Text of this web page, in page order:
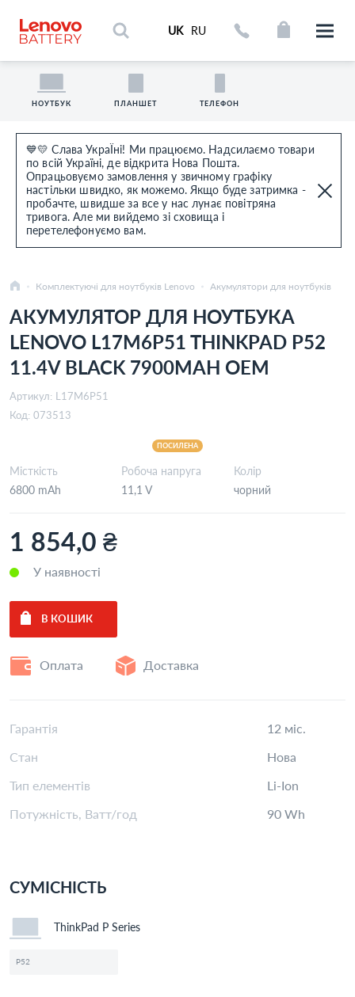
💙💛 Слава УкраЇні! Ми працюємо. Надсилаємо товари
по всій Україні, де відкрита Нова Пошта.
Опрацьовуємо замовлення у звичному графіку
настільки швидко, як можемо. Якщо буде затримка -
пробачте, швидше за все у нас лунає повітряна
тривога. Але ми вийдемо зі сховища і
перетелефонуємо вам.
UK RU
НОУТБУК ПЛАНШЕТ ТЕЛЕФОН
Комплектуючі для ноутбуків Lenovo Акумулятори для ноутбуків
АКУМУЛЯТОР ДЛЯ НОУТБУКА
LENOVO L17M6P51 THINKPAD P52
11.4V BLACK 7900MAH OEM
Артикул: L17M6P51
Код: 073513
ПОСИЛЕНА
Місткість
6800 mAh
Робоча напруга
11,1 V
Колір
чорний
1 854,0 ₴
У наявності
Оплата Доставка
Гарантія
12 міс.
Стан
Нова
Тип елементів
Li-Ion
Потужність, Ватт/год
90 Wh
СУМІСНІСТЬ
ThinkPad P Series
P52